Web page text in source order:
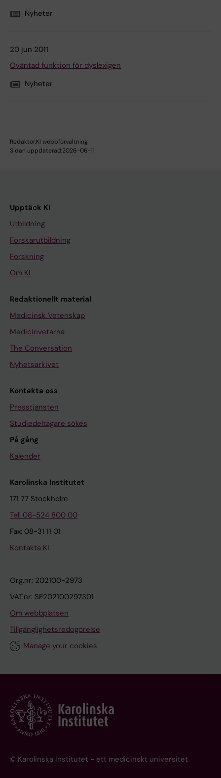
Nyheter
20 jun 2011
Oväntad funktion för dyslexigen
Nyheter
Redaktör:KI webbförvaltning
Sidan uppdaterad:2026-06-11
Upptäck KI
Utbildning
Forskarutbildning
Forskning
Om KI
Redaktionellt material
Medicinsk Vetenskap
Medicinvetarna
The Conversation
Nyhetsarkivet
Kontakta oss
Presstjänsten
Studiedeltagare sökes
På gång
Kalender
Karolinska Institutet
171 77 Stockholm
Tel: 08-524 800 00
Fax: 08-31 11 01
Kontakta KI
Org.nr: 202100-2973
VAT.nr: SE202100297301
Om webbplatsen
Tillgänglighetsredogörelse
Manage your cookies
© Karolinska Institutet - ett medicinskt universitet